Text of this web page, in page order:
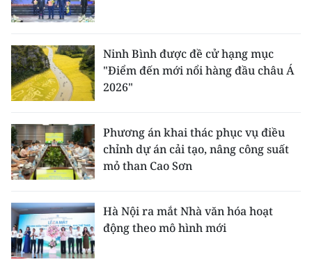
Ninh Bình được đề cử hạng mục
"Điểm đến mới nổi hàng đầu châu Á
2026"
Phương án khai thác phục vụ điều
chỉnh dự án cải tạo, nâng công suất
mỏ than Cao Sơn
Hà Nội ra mắt Nhà văn hóa hoạt
động theo mô hình mới